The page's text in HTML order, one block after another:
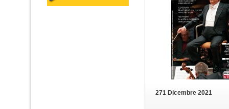
271 Dicembre 2021